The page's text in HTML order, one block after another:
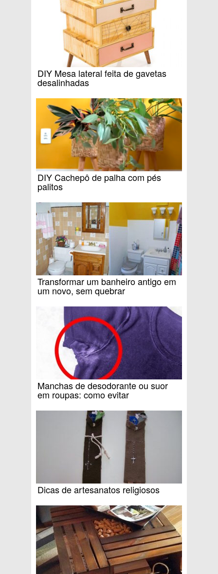
DIY Mesa lateral feita de gavetas
desalinhadas
DIY Cachepô de palha com pés
palitos
Transformar um banheiro antigo em
um novo, sem quebrar
Manchas de desodorante ou suor
em roupas: como evitar
Dicas de artesanatos religiosos